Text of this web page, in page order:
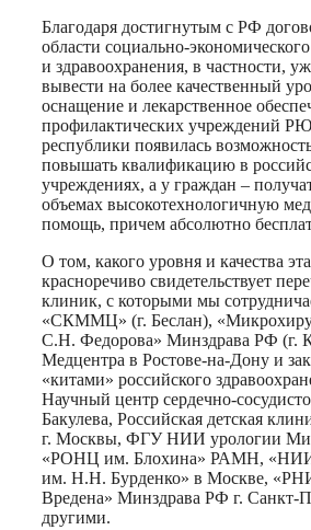
Благодаря достигнутым с РФ
области социально-
и здравоохранения, в частности,
вывести на более качественный
оснащение и лекарственное
профилактических учреждений
республики появилась
повышать квалификацию в
учреждениях, а у граждан –
объемах высокотехнологичную
помощь, причем абсолютно
О том, какого уровня и качества
красноречиво свидетельствует
клиник, с которыми мы
«СКММЦ» (г. Беслан),
С.Н. Федорова» Минздрава РФ (г.
Медцентра в Ростове-на-Дону и
«китами» российского
Научный центр сердечно-
Бакулева, Российская детская
г. Москвы, ФГУ НИИ урологии
«РОНЦ им. Блохина» РАМН, «НИИ
им. Н.Н. Бурденко» в Москве,
Вредена» Минздрава РФ г. Санкт-
другими.